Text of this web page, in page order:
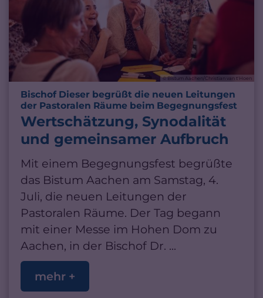
© Bistum Aachen/Christian van t'Hoen
Bischof Dieser begrüßt die neuen Leitungen
der Pastoralen Räume beim Begegnungsfest
Wertschätzung, Synodalität
und gemeinsamer Aufbruch
Mit einem Begegnungsfest begrüßte
das Bistum Aachen am Samstag, 4.
Juli, die neuen Leitungen der
Pastoralen Räume. Der Tag begann
mit einer Messe im Hohen Dom zu
Aachen, in der Bischof Dr. ...
mehr +